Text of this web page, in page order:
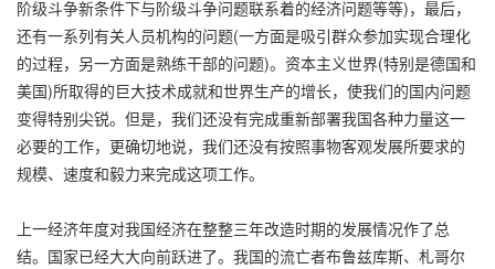
阶级斗争新条件下与阶级斗争问题联系着的经济问题等等)，最后，
还有一系列有关人员机构的问题(一方面是吸引群众参加实现合理化
的过程，另一方面是熟练干部的问题)。资本主义世界(特别是德国和
美国)所取得的巨大技术成就和世界生产的增长，使我们的国内问题
变得特别尖锐。但是，我们还没有完成重新部署我国各种力量这一
必要的工作，更确切地说，我们还没有按照事物客观发展所要求的
规模、速度和毅力来完成这项工作。
上一经济年度对我国经济在整整三年改造时期的发展情况作了总
结。国家已经大大向前跃进了。我国的流亡者布鲁兹库斯、札哥尔